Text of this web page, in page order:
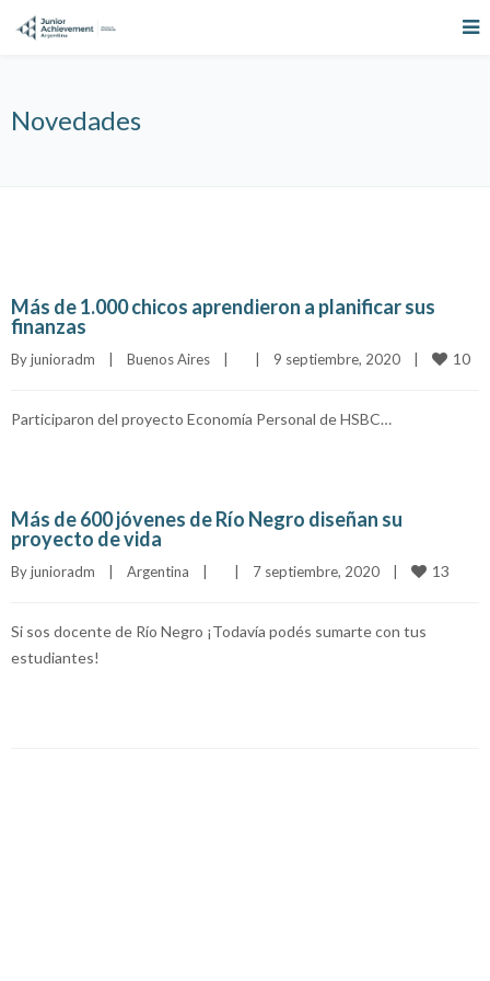
Novedades
Más de 1.000 chicos aprendieron a planificar sus
finanzas
By junioradm Buenos Aires 9 septiembre, 2020 10
Participaron del proyecto Economía Personal de HSBC…
Más de 600 jóvenes de Río Negro diseñan su
proyecto de vida
By junioradm Argentina 7 septiembre, 2020 13
Si sos docente de Río Negro ¡Todavía podés sumarte con tus
estudiantes!